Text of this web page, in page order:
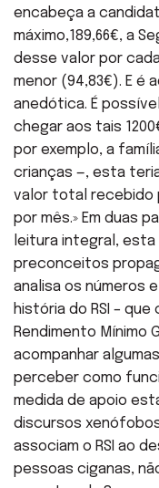
encabeça a
máximo,189,66€, a
desse valor por
menor (94,83€). E é
anedótica. É
chegar aos tais
por exemplo, a
crianças —, esta
valor total recebido
por mês.» Em duas
leitura integral,
preconceitos
analisa os números
história do RSI –
Rendimento Mínimo
acompanhar
perceber como
medida de apoio
discursos
associam o RSI ao
pessoas ciganas,